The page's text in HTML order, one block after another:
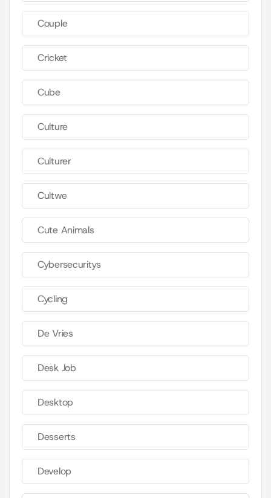
Couple
Cricket
Cube
Culture
Culturer
Cultwe
Cute Animals
Cybersecuritys
Cycling
De Vries
Desk Job
Desktop
Desserts
Develop